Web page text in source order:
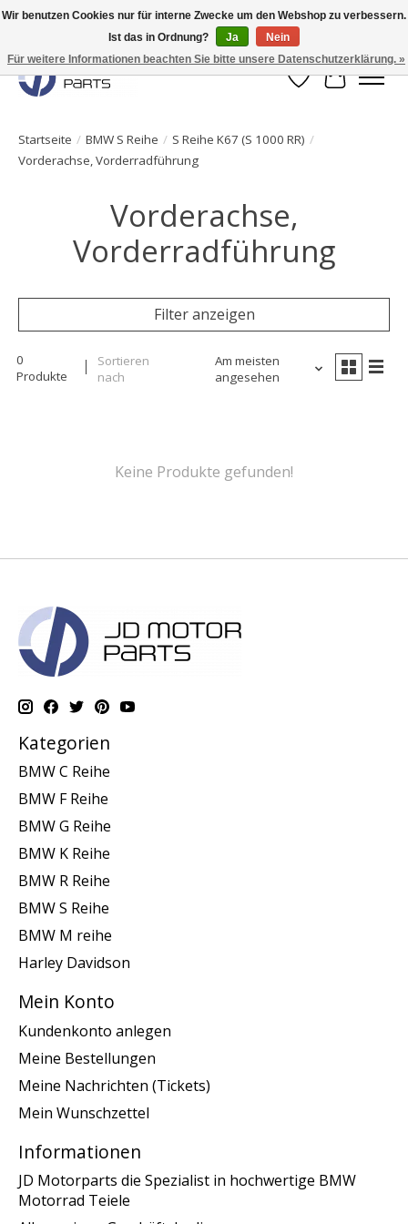
Originale Teile sofort lieferbar!
Wunschzettel
Ihr
Startseite / BMW S Reihe / S Reihe K67 (S 1000 RR) /
Vorderachse, Vorderradführung
Vorderachse,
Vorderradführung
Filter anzeigen
0
Produkte
Sortieren
nach
Am meisten
angesehen
Keine Produkte gefunden!
Kategorien
BMW C Reihe
BMW F Reihe
BMW G Reihe
BMW K Reihe
BMW R Reihe
BMW S Reihe
BMW M reihe
Harley Davidson
Mein Konto
Kundenkonto anlegen
Meine Bestellungen
Meine Nachrichten (Tickets)
Mein Wunschzettel
Informationen
JD Motorparts die Spezialist in hochwertige BMW
Motorrad Teiele
Wir benutzen Cookies nur für interne Zwecke um den Webshop zu verbessern.
Ist das in Ordnung?
Ja
Nein
Für weitere Informationen beachten Sie bitte unsere Datenschutzerklärung. »